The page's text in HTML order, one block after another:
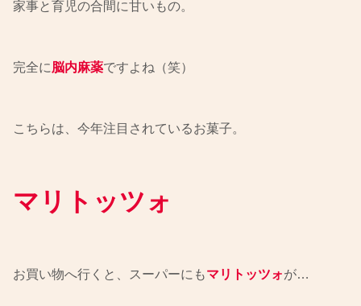
家事と育児の合間に甘いもの。
完全に脳内麻薬ですよね（笑）
こちらは、今年注目されているお菓子。
マリトッツォ
お買い物へ行くと、スーパーにもマリトッツォが…